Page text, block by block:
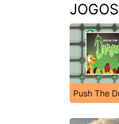
Push The